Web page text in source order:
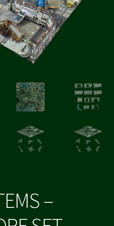
–